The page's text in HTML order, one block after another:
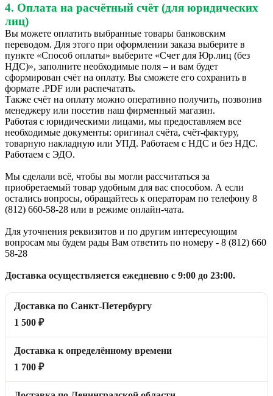
4. Оплата на расчётный счёт (для юридических
лиц)
Вы можете оплатить выбранные товары банковским
переводом. Для этого при оформлении заказа выберите в
пункте «Способ оплаты» выберите «Счет для Юр.лиц (без
НДС)», заполните необходимые поля – и вам будет
сформирован счёт на оплату. Вы сможете его сохранить в
формате .PDF или распечатать.
Также счёт на оплату можно оперативно получить, позвонив
менеджеру или посетив наш фирменный магазин.
Работая с юридическими лицами, мы предоставляем все
необходимые документы: оригинал счёта, счёт-фактуру,
товарную накладную или УПД. Работаем с НДС и без НДС.
Работаем с ЭДО.
Мы сделали всё, чтобы вы могли рассчитаться за
приобретаемый товар удобным для вас способом. А если
остались вопросы, обращайтесь к операторам по телефону 8
(812) 660-58-28 или в режиме онлайн-чата.
Для уточнения реквизитов и по другим интересующим
вопросам мы будем рады Вам ответить по номеру - 8 (812) 660
58-28
Доставка осуществляется ежедневно с 9:00 до 23:00.
Доставка по Санкт-Петербургу
1 500 ₽
Доставка к определённому времени
1 700 ₽